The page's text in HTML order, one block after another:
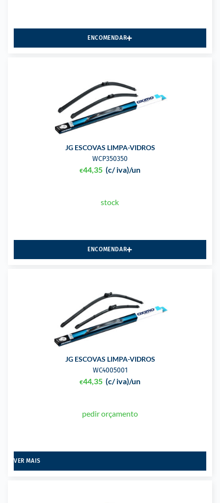
ENCOMENDAR
JG ESCOVAS LIMPA-VIDROS
WCP350350
€44,35 (c/ iva)/un
stock
ENCOMENDAR
JG ESCOVAS LIMPA-VIDROS
WC4005001
€44,35 (c/ iva)/un
pedir orçamento
VER MAIS